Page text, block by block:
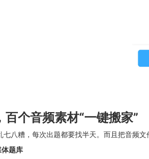
个音频素材“一键搬家”
八糟，每次出题都要找半天。而且把音频
题库